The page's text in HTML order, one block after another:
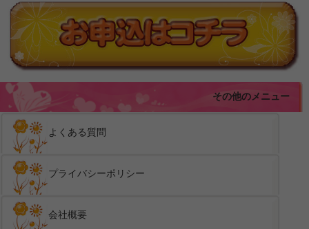
その他のメニュー
よくある質問
プライバシーポリシー
会社概要